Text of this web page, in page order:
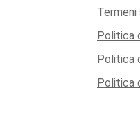
Politica
Politica
Politica